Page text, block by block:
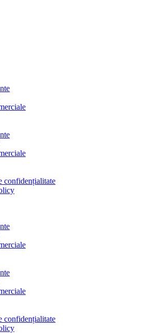
confidențialitate
confidențialitate